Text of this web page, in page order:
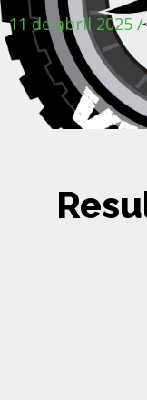
11 de abril 2025 /